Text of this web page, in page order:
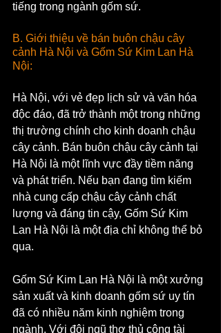
tiếng trong ngành gốm sứ.
B. Giới thiệu về bán buôn chậu cây
cảnh Hà Nội và Gốm Sứ Kim Lan Hà
Nội:
Hà Nội, với vẻ đẹp lịch sử và văn hóa
độc đáo, đã trở thành một trong những
thị trường chính cho kinh doanh chậu
cây cảnh. Bán buôn chậu cây cảnh tại
Hà Nội là một lĩnh vực đầy tiềm năng
và phát triển. Nếu bạn đang tìm kiếm
nhà cung cấp chậu cây cảnh chất
lượng và đáng tin cậy, Gốm Sứ Kim
Lan Hà Nội là một địa chỉ không thể bỏ
qua.
Gốm Sứ Kim Lan Hà Nội là một xưởng
sản xuất và kinh doanh gốm sứ uy tín
đã có nhiều năm kinh nghiệm trong
ngành. Với đội ngũ thợ thủ công tài